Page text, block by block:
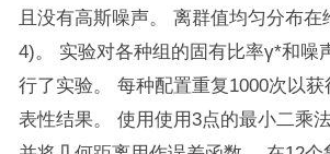
且没有高斯噪声。 离群值均匀分布在
4)。 实验对各种组的固有比率γ*和噪
行了实验。 每种配置重复1000次以
表性结果。 使用使用3点的最小二乘